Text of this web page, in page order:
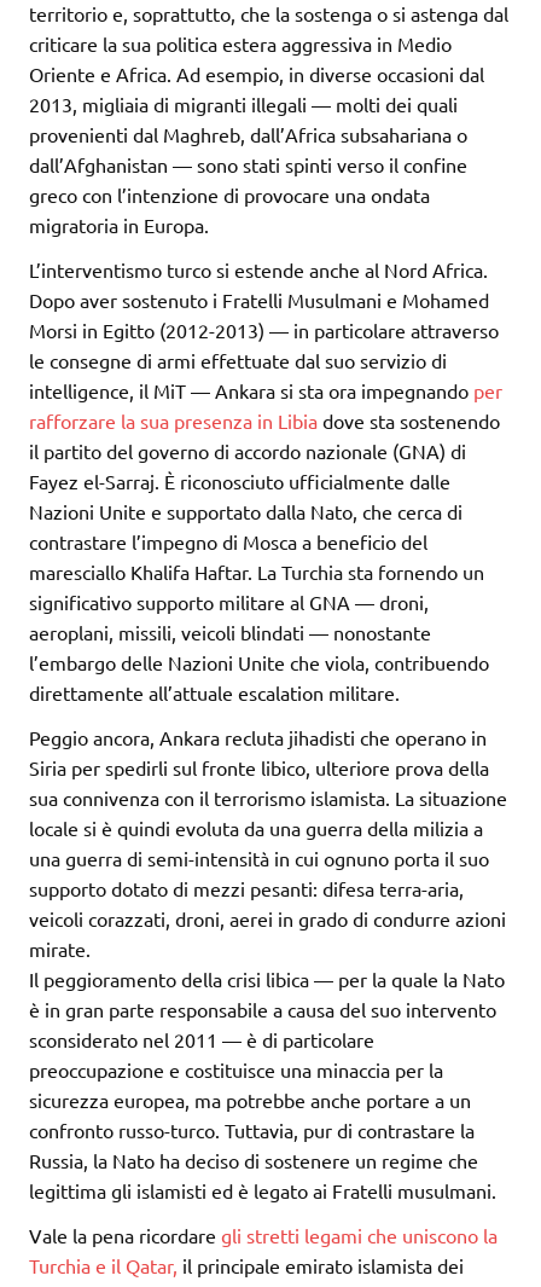
territorio e, soprattutto, che la sostenga o si astenga dal
criticare la sua politica estera aggressiva in Medio
Oriente e Africa. Ad esempio, in diverse occasioni dal
2013, migliaia di migranti illegali — molti dei quali
provenienti dal Maghreb, dall’Africa subsahariana o
dall’Afghanistan — sono stati spinti verso il confine
greco con l’intenzione di provocare una ondata
migratoria in Europa.
L’interventismo turco si estende anche al Nord Africa.
Dopo aver sostenuto i Fratelli Musulmani e Mohamed
Morsi in Egitto (2012-2013) — in particolare attraverso
le consegne di armi effettuate dal suo servizio di
intelligence, il MiT — Ankara si sta ora impegnando per
rafforzare la sua presenza in Libia dove sta sostenendo
il partito del governo di accordo nazionale (GNA) di
Fayez el-Sarraj. È riconosciuto ufficialmente dalle
Nazioni Unite e supportato dalla Nato, che cerca di
contrastare l’impegno di Mosca a beneficio del
maresciallo Khalifa Haftar. La Turchia sta fornendo un
significativo supporto militare al GNA — droni,
aeroplani, missili, veicoli blindati — nonostante
l’embargo delle Nazioni Unite che viola, contribuendo
direttamente all’attuale escalation militare.
Peggio ancora, Ankara recluta jihadisti che operano in
Siria per spedirli sul fronte libico, ulteriore prova della
sua connivenza con il terrorismo islamista. La situazione
locale si è quindi evoluta da una guerra della milizia a
una guerra di semi-intensità in cui ognuno porta il suo
supporto dotato di mezzi pesanti: difesa terra-aria,
veicoli corazzati, droni, aerei in grado di condurre azioni
mirate.
Il peggioramento della crisi libica — per la quale la Nato
è in gran parte responsabile a causa del suo intervento
sconsiderato nel 2011 — è di particolare
preoccupazione e costituisce una minaccia per la
sicurezza europea, ma potrebbe anche portare a un
confronto russo-turco. Tuttavia, pur di contrastare la
Russia, la Nato ha deciso di sostenere un regime che
legittima gli islamisti ed è legato ai Fratelli musulmani.
Vale la pena ricordare gli stretti legami che uniscono la
Turchia e il Qatar, il principale emirato islamista dei